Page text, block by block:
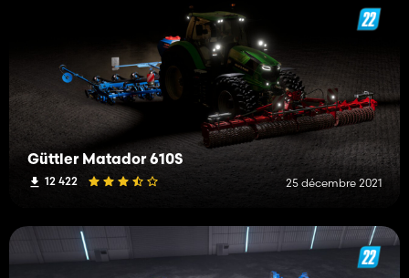
Güttler Matador 610S
12 422 25 décembre 2021